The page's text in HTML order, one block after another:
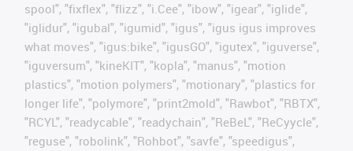
spool", "fixflex", "flizz", "i.Cee", "ibow", "igear", "iglide",
"iglidur", "igubal", "igumid", "igus", "igus igus improves
what moves", "igus:bike", "igusGO", "igutex", "iguverse",
"iguversum", "kineKIT", "kopla", "manus", "motion
plastics", "motion polymers", "motionary", "plastics for
longer life", "polymore", "print2mold", "Rawbot", "RBTX",
"RCYL", "readycable", "readychain", "ReBeL", "ReCyycle",
"reguse", "robolink", "Rohbot", "savfe", "speedigus",